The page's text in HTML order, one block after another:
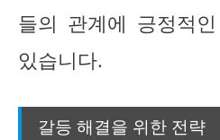
들의 관계에 긍정적
있습니다.
갈등 해결을 위한 전략